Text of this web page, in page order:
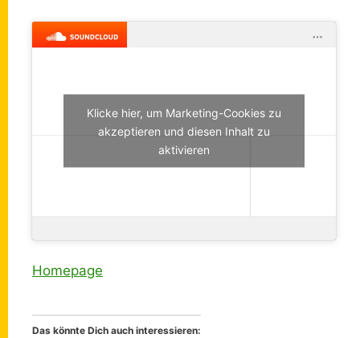
Klicke hier, um Marketing-Cookies zu
akzeptieren und diesen Inhalt zu
aktivieren
Homepage
Das könnte Dich auch interessieren: